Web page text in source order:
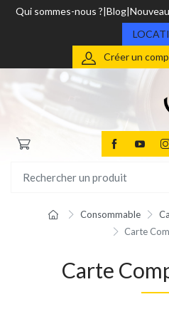
Qui sommes-nous ? Blog
Créer un
Consommable
Carte
Carte